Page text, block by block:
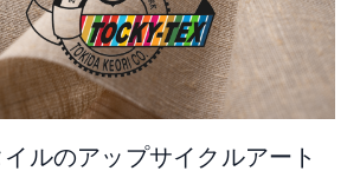
ルのアップサイクルアート